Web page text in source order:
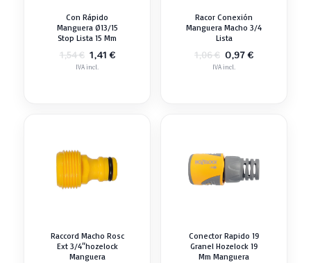
Con Rápido
Manguera Ø13/15
Stop Lista 15 Mm
1,54€ El
precio
1,41€El
IVA incl.
Racor Conexión
Manguera Macho 3/4
Lista
1,06€ El
precio
0,97€El
IVA incl.
Raccord Macho Rosc
Ext 3/4″hozelock
Manguera
Conector Rapido 19
Granel Hozelock 19
Mm Manguera